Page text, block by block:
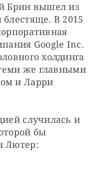
Брин вышел из
В 2015
Google Inc.
холдинга
же главными
и Ларри
случилась и
бы
Лютер: